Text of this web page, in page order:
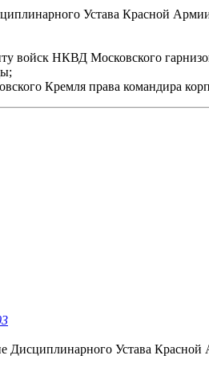
Устава Красной
войск НКВД Московского
Кремля права командира
Дисциплинарного Устава